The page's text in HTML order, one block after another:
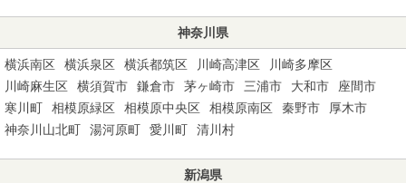
神奈川県
横浜南区 横浜泉区 横浜都筑区 川崎高津区
川崎多摩区
川崎麻生区
横須賀市 鎌倉市 茅ヶ崎市 三浦市 大和市
座間市
寒川町
相模原緑区 相模原中央区 相模原南区 秦野市
厚木市
神奈川山北町
湯河原町 愛川町 清川村
新潟県